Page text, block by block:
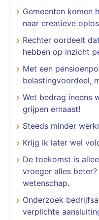
Gemeenten komen
naar creatieve
Rechter oordeelt
hebben op inzicht
Met een
belastingvoordeel,
Wet bedrag ineens
grijpen ernaast!
Steeds minder
Krijg ik later wel
De toekomst is
vroeger alles
wetenschap.
Onderzoek
verplichte